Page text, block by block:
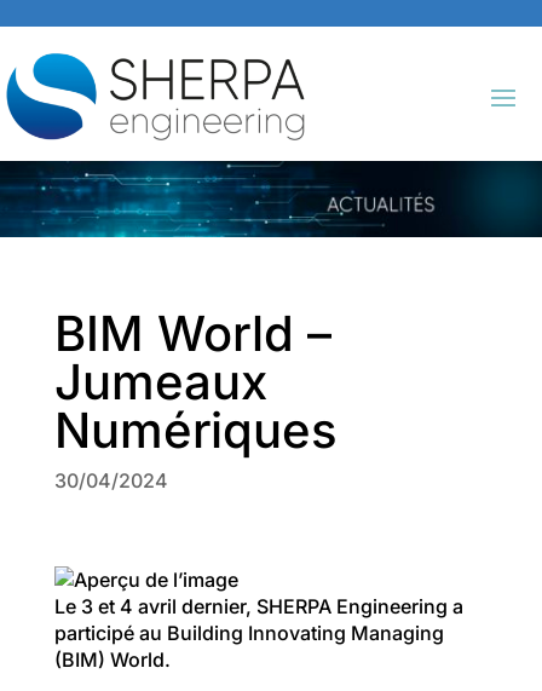
BIM World –
Jumeaux
Numériques
30/04/2024
Le 3 et 4 avril dernier, SHERPA Engineering a
participé au Building Innovating Managing
(BIM) World.